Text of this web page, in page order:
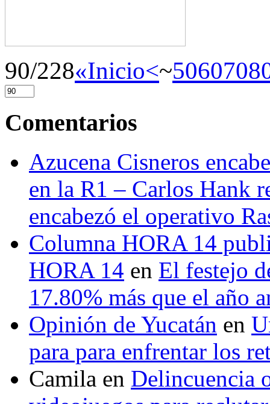
90/228«Inicio<~506070
Comentarios
Azucena Cisneros
en la R1 – Carlos Hank
encabezó el operativo
Columna HORA 14
HORA 14 en El festejo
17.80% más que el año
Opinión de Yucatán en
para para enfrentar los
Camila en Delincuencia